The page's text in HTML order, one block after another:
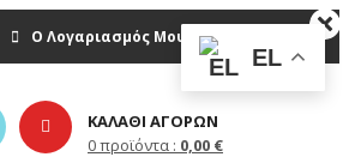
Ο Λογαριασμός Μου
ΚΑΛΑΘΙ ΑΓΟΡΩΝ
0προϊόντα : 0,00 €
EL